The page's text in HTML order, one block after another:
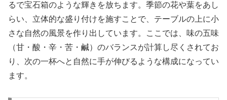
るで宝石箱のような輝きを放ちます。季節の花や葉をあし
らい、立体的な盛り付けを施すことで、テーブルの上に小
さな自然の風景を作り出しています。ここでは、味の五味
（甘・酸・辛・苦・鹹）のバランスが計算し尽くされてお
り、次の一杯へと自然に手が伸びるような構成になってい
ます。